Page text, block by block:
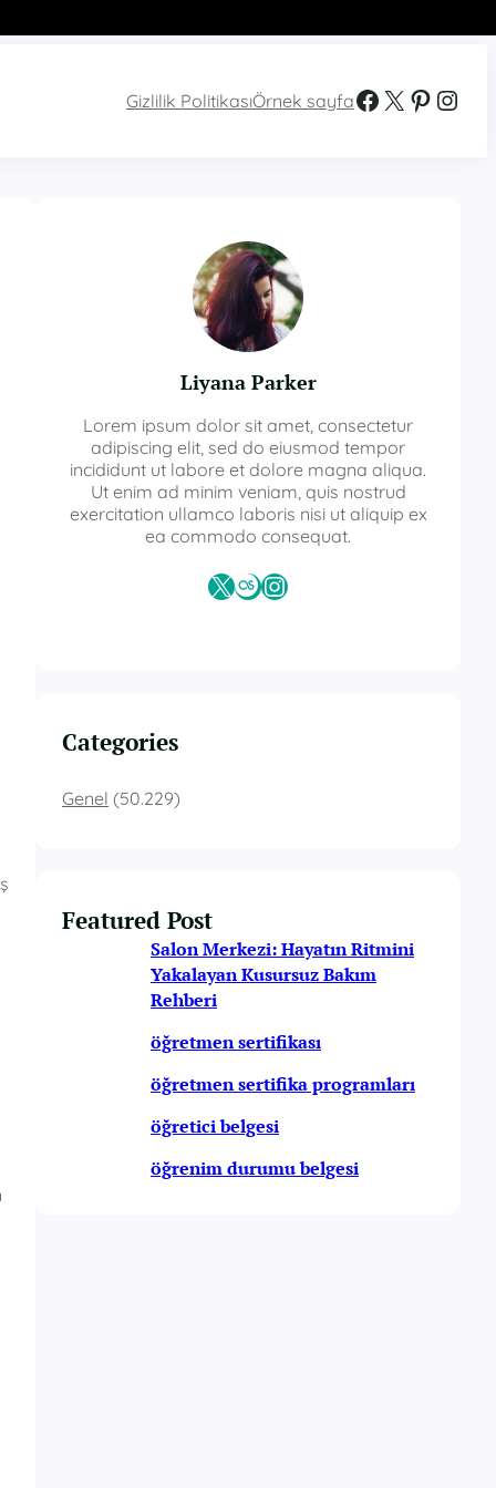
Gizlilik PolitikasıÖrnek sayfaFacebook X Pinterest Instagram
Liyana Parker
Lorem ipsum dolor sit amet, consectetur
adipiscing elit, sed do eiusmod tempor
incididunt ut labore et dolore magna aliqua.
Ut enim ad minim veniam, quis nostrud
exercitation ullamco laboris nisi ut aliquip ex
ea commodo consequat.
X Last.fmInstagram
Categories
Genel (50.229)
Featured Post
Salon Merkezi: Hayatın Ritmini
Yakalayan Kusursuz Bakım
Rehberi
öğretmen sertifikası
öğretmen sertifika programları
öğretici belgesi
öğrenim durumu belgesi